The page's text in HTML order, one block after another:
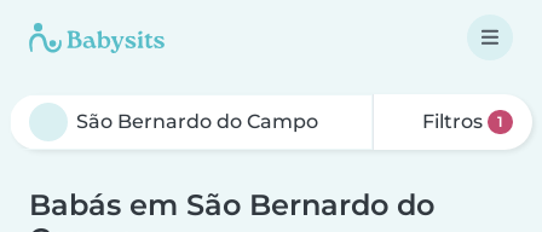
Filtros 1
Babás em São Bernardo do